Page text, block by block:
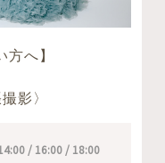
方へ】
影〉
/ 16:00 / 18:00